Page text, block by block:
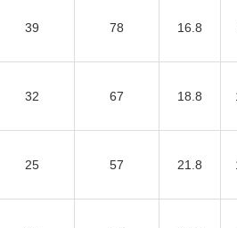
16.8
78
39
18.8
67
32
21.8
57
25